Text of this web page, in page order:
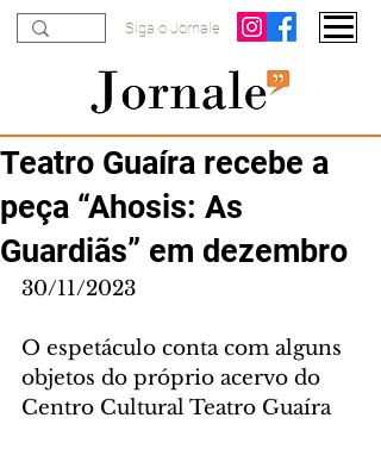
Siga o Jornale
Teatro Guaíra recebe a
peça “Ahosis: As
Guardiãs” em dezembro
30/11/2023
O espetáculo conta com alguns
objetos do próprio acervo do
Centro Cultural Teatro Guaíra